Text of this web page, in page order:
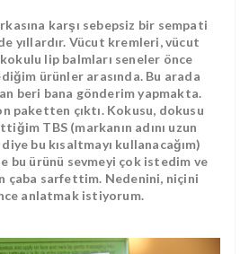
karşı sebepsiz bir sempati
yıllardır. Vücut kremleri, vücut
lip balmları seneler önce
ürünler arasında. Bu arada
beri bana gönderim yapmakta.
paketten çıktı. Kokusu, dokusu
TBS (markanın adını uzun
bu kısaltmayı kullanacağım)
bu ürünü sevmeyi çok istedim ve
çaba sarfettim. Nedenini, niçini
anlatmak istiyorum.